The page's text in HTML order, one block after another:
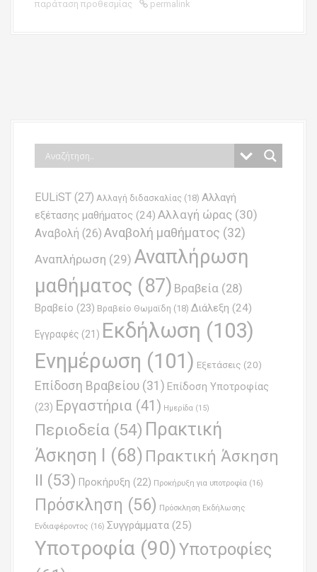
παράταση προθεσμίας
permalink
EULiST (27) Αλλαγή διδασκαλίας (18) Αλλαγή
εξέτασης μαθήματος (24) Αλλαγή ώρας (30)
Αναβολή (26) Αναβολή μαθήματος (32)
Αναπλήρωση (29) Αναπλήρωση
μαθήματος (87) Βραβεία (28)
Βραβείο (23) Βραβείο Θωμαϊδη (18) Διάλεξη (24)
Εγγραφές (21) Εκδήλωση (103)
Ενημέρωση (101) Εξετάσεις (20)
Επίδοση Βραβείου (31) Επίδοση Υποτροφίας
(23) Εργαστήρια (41) Ημερίδα (15)
Περιοδεία (54) Πρακτική
Άσκηση Ι
(68) Πρακτική Άσκηση
ΙΙ (53) Προκήρυξη (22) Προκήρυξη για υποτροφία (16)
Πρόσκληση (56) Πρόσκληση Εκδήλωσης
Ενδιαφέροντος (16) Συγγράμματα (25)
Υποτροφία (90)Υποτροφίες